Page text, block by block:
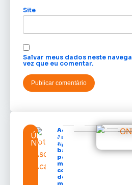
Site
Salvar meus dados neste
vez que eu comentar.
ÚLTIMAS
NOTÍCIAS
Acácio
Favacho
apresenta
balanço
parcial do
mandato
com mais
de R$ 668
milhões